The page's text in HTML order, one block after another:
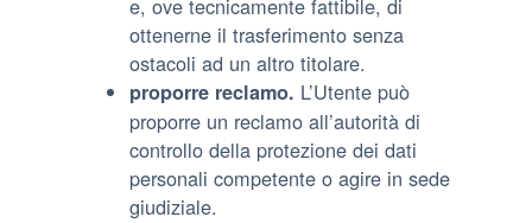
e, ove tecnicamente fattibile, di
ottenerne il trasferimento senza
ostacoli ad un altro titolare.
proporre reclamo. L’Utente può
proporre un reclamo all’autorità di
controllo della protezione dei dati
personali competente o agire in sede
giudiziale.